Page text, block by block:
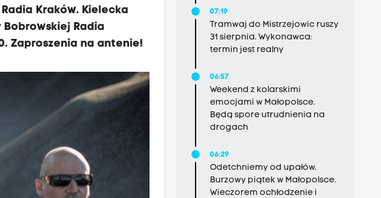
Kraków. Kielecka
Bobrowskiej Radia
Zaproszenia na antenie!
07:19
Tramwaj do Mistrzejowic ruszy
31 sierpnia. Wykonawca:
termin jest realny
06:57
Weekend z kolarskimi
emocjami w Małopolsce.
Będą spore utrudnienia na
drogach
06:29
Odetchniemy od upałów.
Burzowy piątek w Małopolsce.
Wieczorem ochłodzenie i